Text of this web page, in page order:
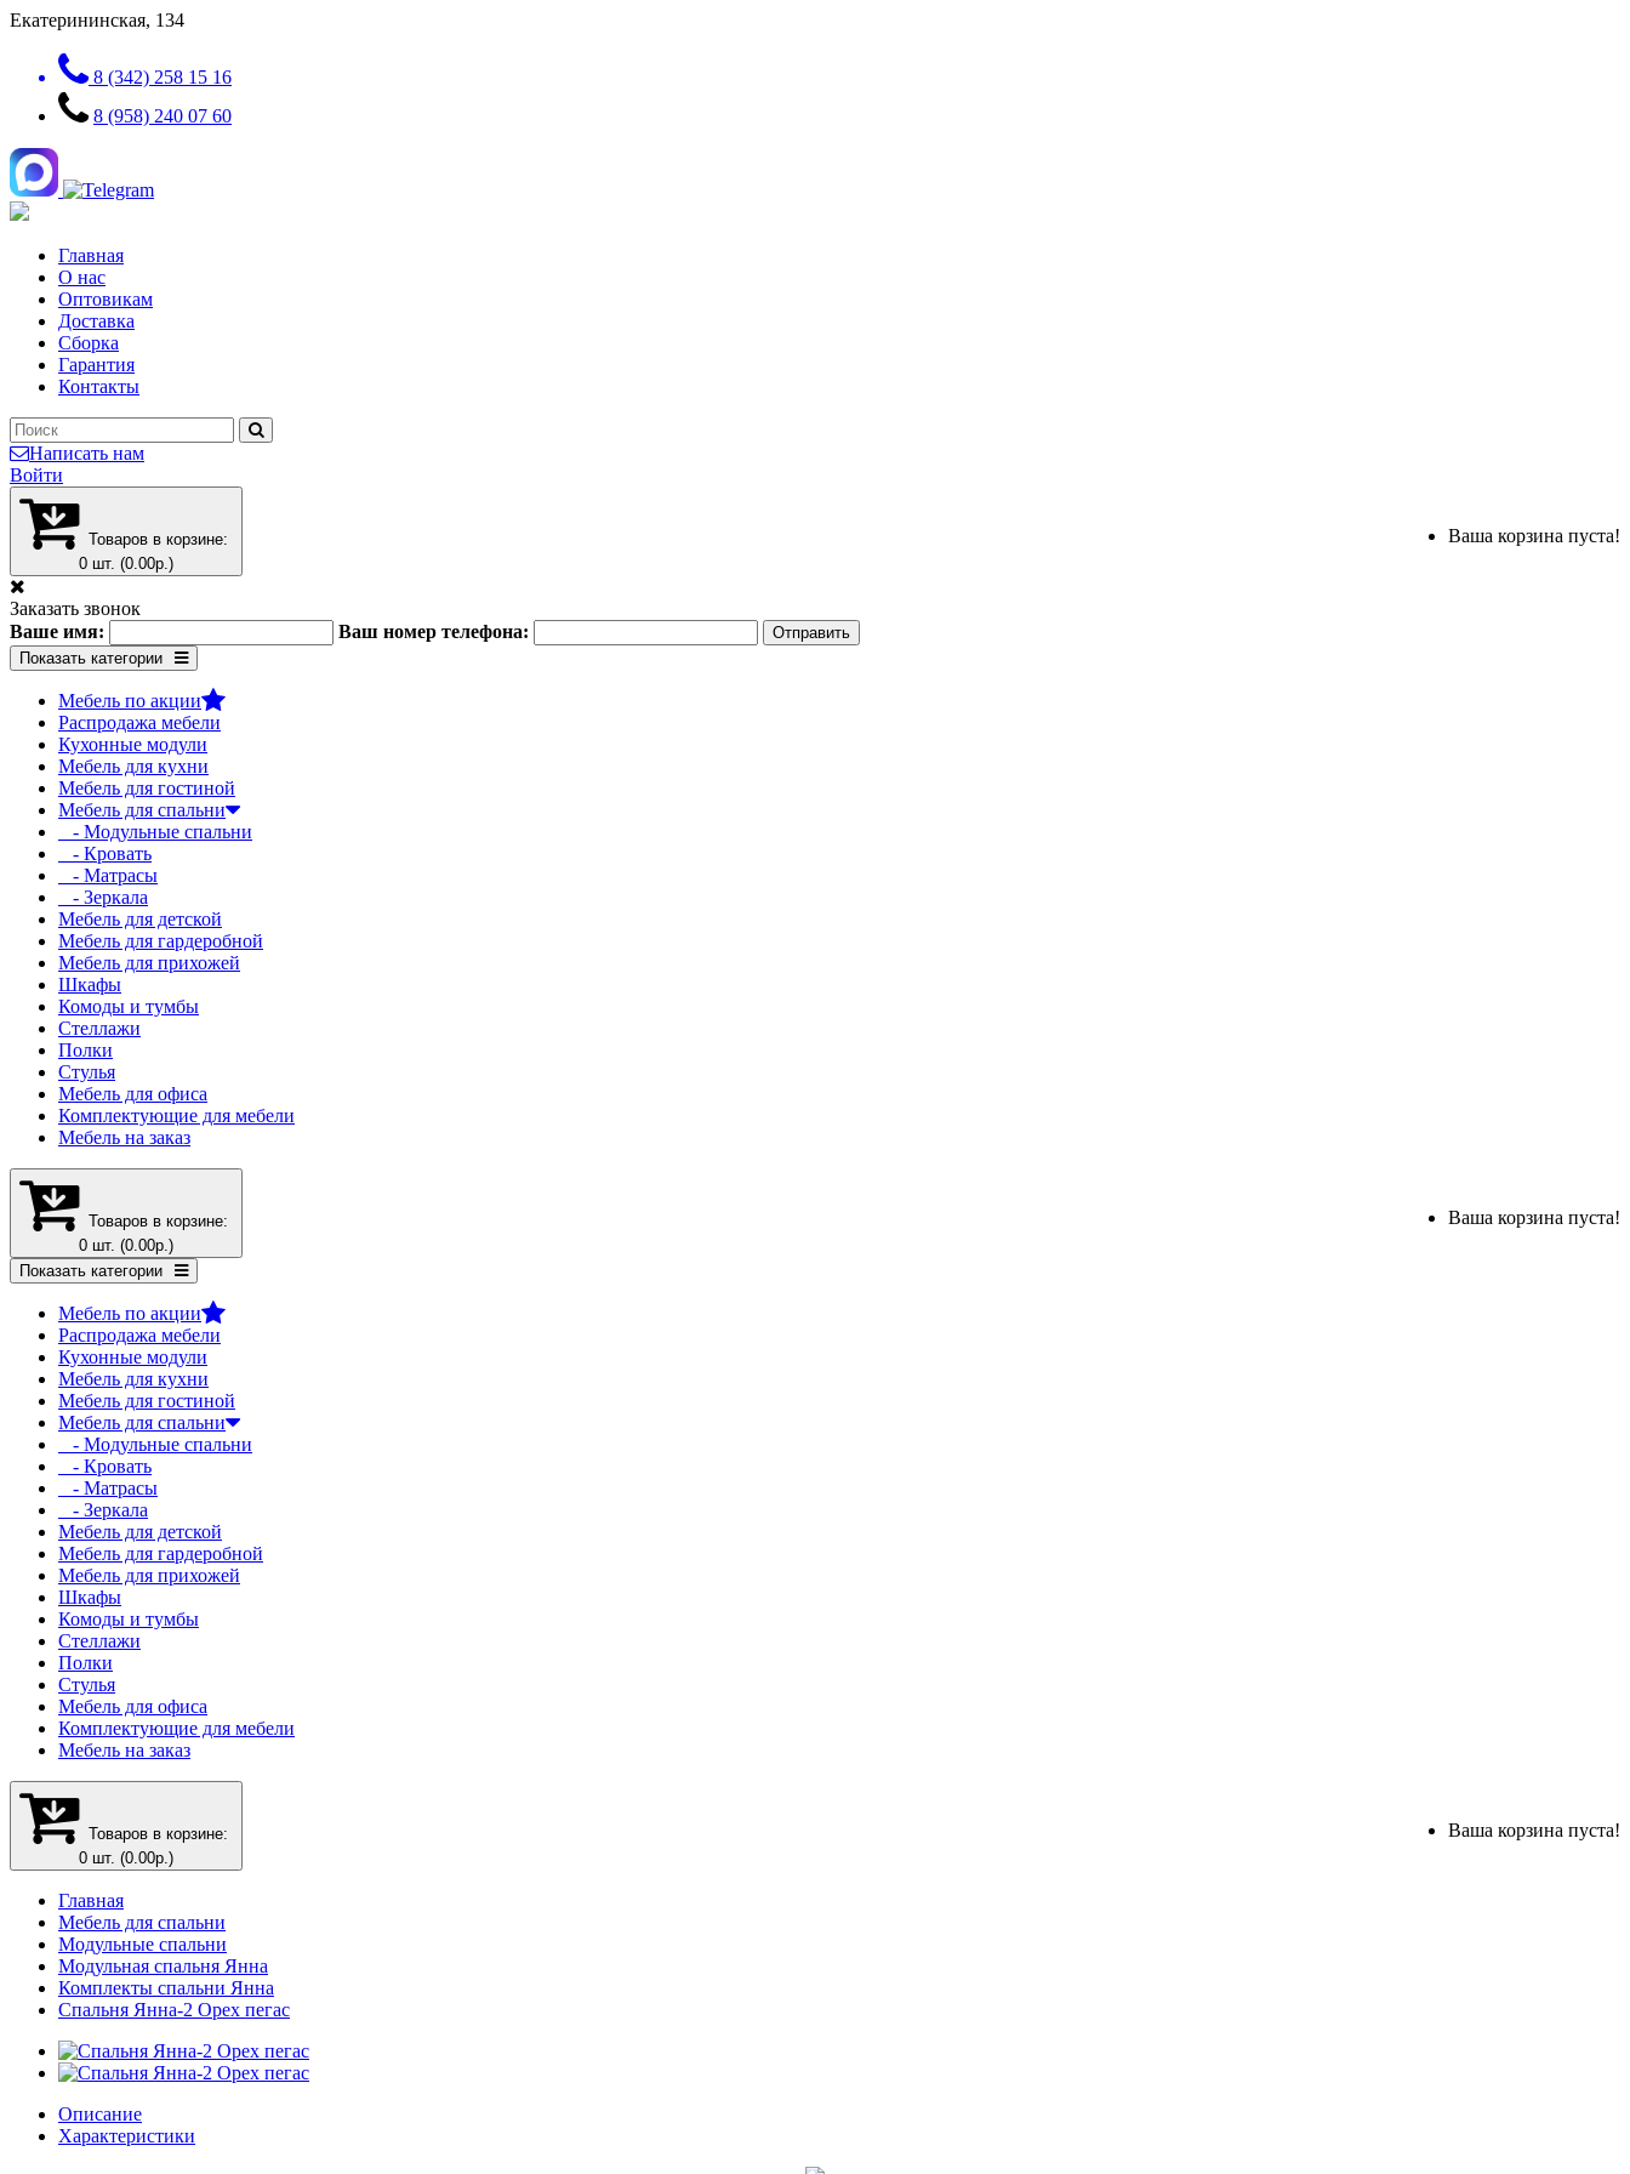
Екатерининская, 134
8 (342) 258 15 16
8 (958) 240 07 60
Главная
О нас
Оптовикам
Доставка
Сборка
Гарантия
Контакты
Написать нам
Войти
Товаров в корзине:
0 шт. (0.00р.)
Ваша корзина пуста!
Заказать звонок
Ваше имя:
Ваш номер телефона:
Показать категории
Мебель по акции
Распродажа мебели
Кухонные модули
Мебель для кухни
Мебель для гостиной
Мебель для спальни
- Модульные спальни
- Кровать
- Матрасы
- Зеркала
Мебель для детской
Мебель для гардеробной
Мебель для прихожей
Шкафы
Комоды и тумбы
Стеллажи
Полки
Стулья
Мебель для офиса
Комплектующие для мебели
Мебель на заказ
Товаров в корзине:
0 шт. (0.00р.)
Ваша корзина пуста!
Показать категории
Мебель по акции
Распродажа мебели
Кухонные модули
Мебель для кухни
Мебель для гостиной
Мебель для спальни
- Модульные спальни
- Кровать
- Матрасы
- Зеркала
Мебель для детской
Мебель для гардеробной
Мебель для прихожей
Шкафы
Комоды и тумбы
Стеллажи
Полки
Стулья
Мебель для офиса
Комплектующие для мебели
Мебель на заказ
Товаров в корзине:
0 шт. (0.00р.)
Ваша корзина пуста!
Главная
Мебель для спальни
Модульные спальни
Модульная спальня Янна
Комплекты спальни Янна
Спальня Янна-2 Орех пегас
Описание
Характеристики